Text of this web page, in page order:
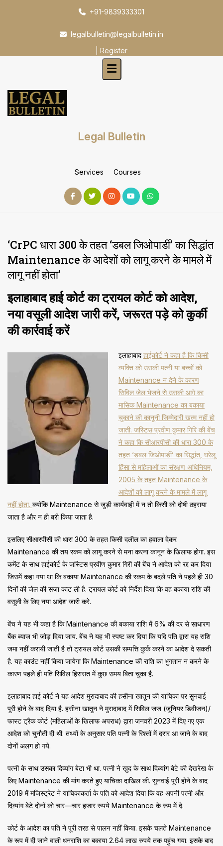
+91-9839333301
legalbulletin@legalbulletin.in
Register
Legal Bulletin
Services Courses
‘CrPC धारा 300 के तहत ‘डबल जिओपार्डी’ का सिद्धांत
Maintenance के आदेशों को लागू करने के मामले में
लागू नहीं होता’
इलाहाबाद हाई कोर्ट का ट्रायल कोर्ट को आदेश,
नया वसूली आदेश जारी करें, जरूरत पड़े को कुर्की
की कार्रवाई करें
इलाहाबाद हाईकोर्ट ने कहा है कि किसी
व्यक्ति को उसकी पत्नी या बच्चों को
Maintenance न देने के कारण
सिविल जेल भेजने से उसकी आगे का
मासिक Maintenance का बकाया
चुकाने की कानूनी जिम्मेदारी खत्म नहीं हो
जाती. जस्टिस प्रवीण कुमार गिरि की बेंच
ने कहा कि सीआरपीसी की धारा 300 के
तहत ‘डबल जिओपार्डी’ का सिद्धांत, घरेलू
हिंसा से महिलाओं का संरक्षण अधिनियम,
2005 के तहत Maintenance के
आदेशों को लागू करने के मामले में लागू
नहीं होता. क्योंकि Maintenance से जुड़ी कार्यवाही में न तो किसी को दोषी ठहराया
जाता है और न ही बरी किया जाता है.
इसलिए सीआरपीसी की धारा 300 के तहत किसी दलील का हवाला देकर
Maintenance की तय रकम को लागू करने से मना करना कानून के खिलाफ होगा. इस
कमेंट के साथ हाईकोर्ट के जस्टिस प्रवीण कुमार गिरी की बेंच ने आदेश को रद्द कर दिया
जिसमें कहा गया था कि बकाया Maintenance की रकम के बदले पति ने पहले ही 30
दिनों की जेल की सजा काट ली है. ट्रायल कोर्ट को निर्देश दिया कि वह बकाया राशि की
वसूली के लिए नया आदेश जारी करे.
बेंच ने यह भी कहा है कि Maintenance की बकाया राशि में 6% की दर से साधारण
बैंक ब्याज भी जोड़ दिया जाय. बेंच ने यह भी स्पष्ट कर दिया कि यदि पति द्वारा यह राशि
जमा नहीं करायी जाती है तो ट्रायल कोर्ट उसकी सम्पत्ति कुर्क करने का आदेश दे सकती
है. यह काउंट नहीं किया जायेगा कि Maintenance की राशि का भुगतान न करने के
कारण पहले ही पति सिविल हिरासत में कुछ समय बिता चुका है.
इलाहाबाद हाई कोर्ट ने यह आदेश मुरादाबाद की हसीना खातून की याचिका पर सुनवाई
पूरी होने के बाद दिया है. हसीना खातून ने मुरादाबाद में सिविल जज (जूनियर डिवीजन)/
फास्ट ट्रैक कोर्ट (महिलाओं के खिलाफ अपराध) द्वारा जनवरी 2023 में दिए गए एक
आदेश को चुनौती दी थी. तथ्यों के अनुसार पति पत्नी के रिश्तों में दरार आ जाने के बाद
दोनों अलग हो गये.
पत्नी के साथ उसका दिव्यांग बेटा भी था. पत्नी ने खुद के साथ दिव्यांग बेटे की देखरेख के
लिए Maintenance की मांग करते हुए याचिका दाखिल की. सुनवाई पूरी होने के बाद
2019 में मजिस्ट्रेट ने याचिकाकर्ता के पति को आदेश दिया कि वह अपनी पत्नी और
दिव्यांग बेटे दोनों को चार—चार हजार रुपये Maintenance के रूप में दे.
कोर्ट के आदेश का पति ने पूरी तरह से पालन नहीं किया. इसके चलते Maintenance
के रूप में दी जाने वाली धनराशि का बकाया 2.64 लाख रुपये तक पहुंच गया. इसके बाद